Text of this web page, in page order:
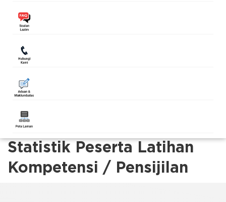
Statistik Peserta Latihan
Kompetensi / Pensijilan